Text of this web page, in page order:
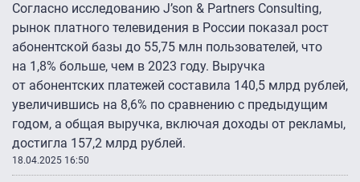
Согласно исследованию J’son & Partners Consulting,
рынок платного телевидения в России показал рост
абонентской базы до 55,75 млн пользователей, что
на 1,8% больше, чем в 2023 году. Выручка
от абонентских платежей составила 140,5 млрд рублей,
увеличившись на 8,6% по сравнению с предыдущим
годом, а общая выручка, включая доходы от рекламы,
достигла 157,2 млрд рублей.
18.04.2025 16:50